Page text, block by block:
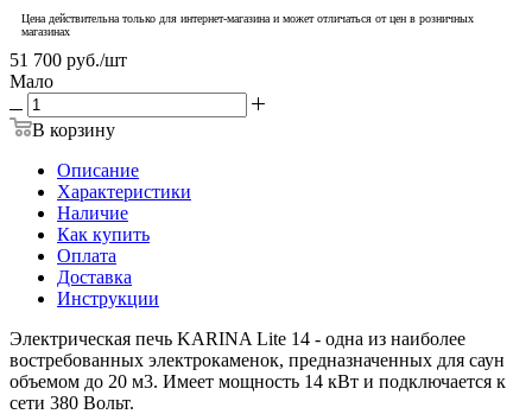
Цена действительна только для интернет-магазина и может отличаться от цен в розничных
магазинах
51 700 руб./шт
Мало
В корзину
Описание
Характеристики
Наличие
Как купить
Оплата
Доставка
Инструкции
Электрическая печь KARINA Lite 14 - одна из наиболее
востребованных электрокаменок, предназначенных для саун
объемом до 20 м3. Имеет мощность 14 кВт и подключается к
сети 380 Вольт.